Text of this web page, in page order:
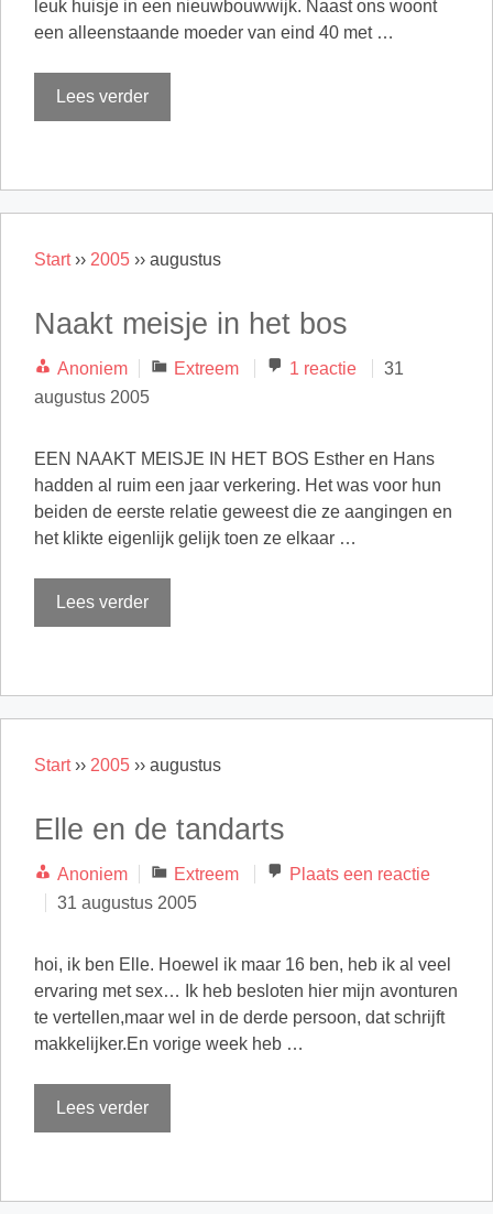
leuk huisje in een nieuwbouwwijk. Naast ons woont
een alleenstaande moeder van eind 40 met …
Lees verder
Start›› 2005 ›› augustus
Naakt meisje in het bos
Anoniem Categorieën
Extreem 1 reactie
31
augustus 2005
EEN NAAKT MEISJE IN HET BOS Esther en Hans
hadden al ruim een jaar verkering. Het was voor hun
beiden de eerste relatie geweest die ze aangingen en
het klikte eigenlijk gelijk toen ze elkaar …
Lees verder
Start›› 2005 ›› augustus
Elle en de tandarts
Anoniem Categorieën
Extreem
Plaats een reactie
31 augustus 2005
hoi, ik ben Elle. Hoewel ik maar 16 ben, heb ik al veel
ervaring met sex… Ik heb besloten hier mijn avonturen
te vertellen,maar wel in de derde persoon, dat schrijft
makkelijker.En vorige week heb …
Lees verder